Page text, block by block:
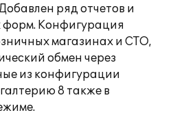
ряд отчетов и
Конфигурация
магазинах и СТО,
обмен через
из конфигурации
8 также в